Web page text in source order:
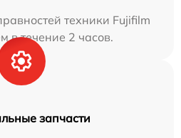
техники Fujifilm
в течение 2 часов.
запчасти